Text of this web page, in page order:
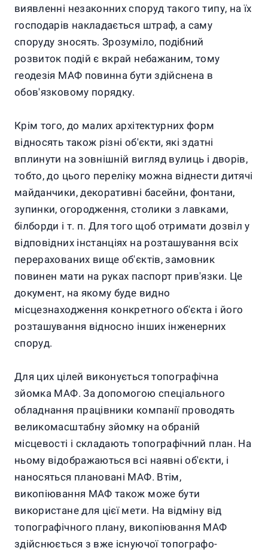
виявленні незаконних споруд такого типу, на їх
господарів накладається штраф, а саму
споруду зносять. Зрозуміло, подібний
розвиток подій є вкрай небажаним, тому
геодезія МАФ повинна бути здійснена в
обов'язковому порядку.
Крім того, до малих архітектурних форм
відносять також різні об'єкти, які здатні
вплинути на зовнішній вигляд вулиць і дворів,
тобто, до цього переліку можна віднести дитячі
майданчики, декоративні басейни, фонтани,
зупинки, огородження, столики з лавками,
білборди і т. п. Для того щоб отримати дозвіл у
відповідних інстанціях на розташування всіх
перерахованих вище об'єктів, замовник
повинен мати на руках паспорт прив'язки. Це
документ, на якому буде видно
місцезнаходження конкретного об'єкта і його
розташування відносно інших інженерних
споруд.
Для цих цілей виконується топографічна
зйомка МАФ. За допомогою спеціального
обладнання працівники компанії проводять
великомасштабну зйомку на обраній
місцевості і складають топографічний план. На
ньому відображаються всі наявні об'єкти, і
наносяться плановані МАФ. Втім,
викопіювання МАФ також може бути
використане для цієї мети. На відміну від
топографічного плану, викопіювання МАФ
здійснюється з вже існуючої топографо-